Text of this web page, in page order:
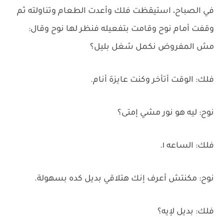
في الصباح، استيقظت فلك وأعدت الطعام وتناولته ثم
وقفت أمام نوح وقامت بتفعيله فنظر لها نوح وقال:
مش المفروض نكمل شغل بليل؟
فلك: الوقت أتأخر وكنت عايزة أنام.
نوح: ليه هو نور مشي إمتى؟
فلك: الساعه ١.
نوح: مكنتش أعرف إنك هتلاقي بديل كده بسهولة.
فلك: بديل لإيه؟